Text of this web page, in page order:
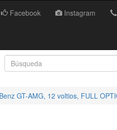
Facebook Instagram
GT-AMG, 12 voltios, FULL